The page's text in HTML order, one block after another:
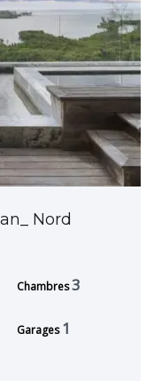
Nord
Chambres3
Garages 1